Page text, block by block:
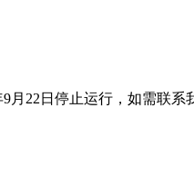
月22日停止运行，如需联